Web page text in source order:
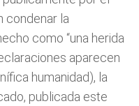
condenar la
como “una herida
aparecen
humanidad), la
publicada este